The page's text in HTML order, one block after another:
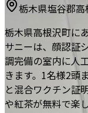
栃木県塩谷郡
栃木県高根沢町に
サニーは、顔認証
調完備の室内に人
きます。1名様2頭
と混合ワクチン証
や紅茶が無料で楽